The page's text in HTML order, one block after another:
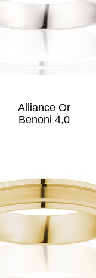
Alliance Or
Benoni 4,0